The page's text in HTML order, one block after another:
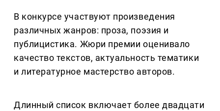
В конкурсе участвуют произведения
различных жанров: проза, поэзия и
публицистика. Жюри премии оценивало
качество текстов, актуальность тематики
и литературное мастерство авторов.
Длинный список включает более двадцати